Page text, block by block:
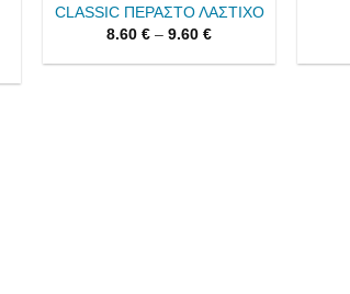
CLASSIC ΠΕΡΑΣΤΟ ΛΑΣΤΙΧΟ
8.60€ –9.60€